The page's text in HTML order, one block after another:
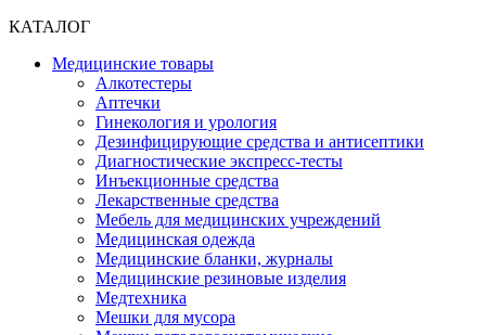
КАТАЛОГ
Медицинские товары
Алкотестеры
Аптечки
Гинекология и урология
Дезинфицирующие средства и антисептики
Диагностические экспресс-тесты
Инъекционные средства
Лекарственные средства
Мебель для медицинских учреждений
Медицинская одежда
Медицинские бланки, журналы
Медицинские резиновые изделия
Медтехника
Мешки для мусора